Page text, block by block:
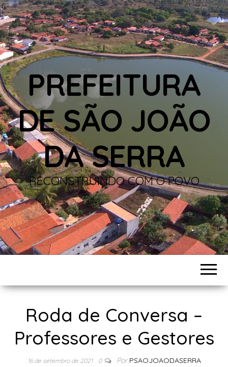
PREFEITURA
DE SÃO JOÃO
DA SERRA
RECONSTRUINDO COM O POVO
Roda de Conversa –
Professores e Gestores
16 de setembro de 2021 0 Por PSAOJOAODASERRA